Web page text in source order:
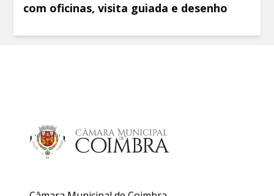
com oficinas, visita guiada e desenho